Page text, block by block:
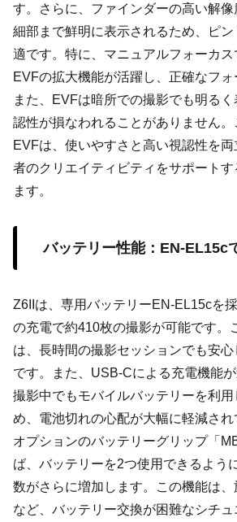
す。さらに、ファインダーの高い解
細部まで鮮明に表示されるため、ピ
適です。特に、マニュアルフォーカス
EVFの拡大機能が活躍し、正確なフォ
また、EVFは暗所での撮影でも明る
認性が損なわれることがありません
EVFは、使いやすさと高い視認性を
者のクリエイティビティをサポートす
ます。
バッテリー性能：EN-EL15c
Z6IIは、専用バッテリーEN-EL15cを
の充電で約410枚の撮影が可能です。
は、長時間の撮影セッションでも安
です。また、USB-Cによる充電機能が
撮影中でもモバイルバッテリーを利
め、電池切れの心配が大幅に軽減され
オプションのバッテリーグリップ「
ば、バッテリーを2つ使用できるよう
数がさらに増加します。この機能は
など、バッテリー交換が困難なシチ